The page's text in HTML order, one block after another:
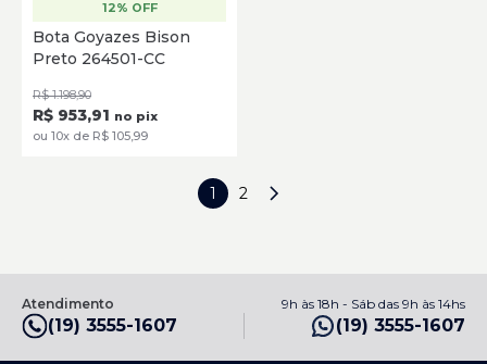
36 37
SELECIONE
12% OFF
Bota Goyazes Bison
Preto 264501-CC
R$ 1.198,90
R$ 953,91 no pix
ou 10x de R$ 105,99
1 2
Atendimento 9h às 18h - Sáb das 9h às 14hs
(19) 3555-1607 (19) 3555-1607